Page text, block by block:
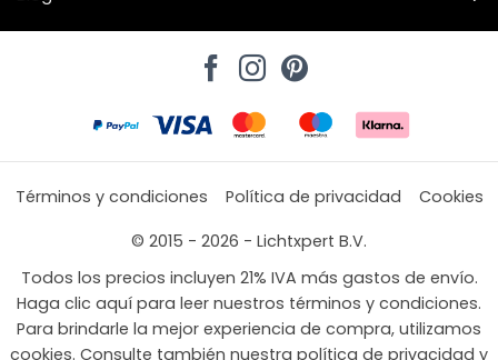
Términos y condiciones Política de privacidad
Cookies
© 2015 - 2026 - Lichtxpert B.V.
Todos los precios incluyen 21% IVA más gastos de envío.
Haga clic aquí para leer nuestros términos y condiciones.
Para brindarle la mejor experiencia de compra, utilizamos
cookies. Consulte también nuestra política de privacidad y